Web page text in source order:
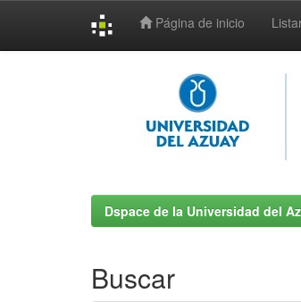
Página de inicio
Dspace de la Universidad del
Buscar